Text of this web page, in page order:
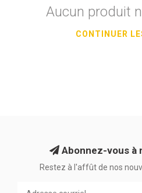
Aucun produit
CONTINUER
Abonnez-vous
Restez à l'affût de nos